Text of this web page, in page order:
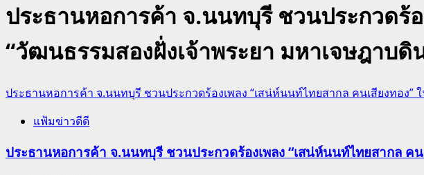
ประธานหอการค้า จ.นนทบุรี ชวนประกวดร้
“วัฒนธรรมสองฝั่งเจ้าพระยา มหาเจษฎาบดิ
ประธานหอการค้า จ.นนทบุรี ชวนประกวดร้องเพลง “เสน่ห์นนท์ไทยสากล คนเสียงทอง”
แฟ้มข่าวดีดี
ประธานหอการค้า จ.นนทบุรี ชวนประกวดร้องเพลง “เสน่ห์นนท์ไทยสากล ค